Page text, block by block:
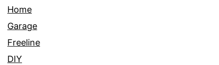
送
り
Home
Garage
Freeline
DIY